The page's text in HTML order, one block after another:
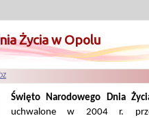
Życia w Opolu
Święto Narodowego Dnia
uchwalone w 2004 r.